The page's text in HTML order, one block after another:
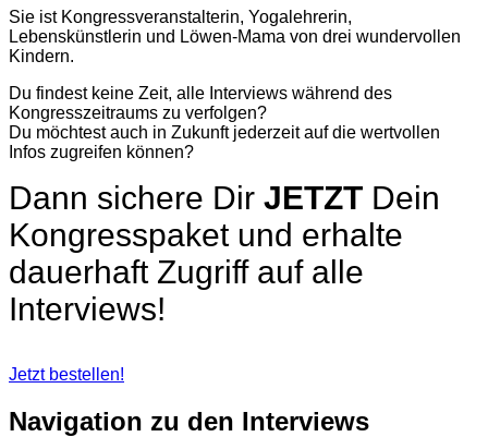
Sie ist Kongressveranstalterin, Yogalehrerin,
Lebenskünstlerin und Löwen-Mama von drei wundervollen
Kindern.
Du findest keine Zeit, alle Interviews während des
Kongresszeitraums zu verfolgen?
Du möchtest auch in Zukunft jederzeit auf die wertvollen
Infos zugreifen können?
Dann sichere Dir JETZT Dein
Kongresspaket und erhalte
dauerhaft Zugriff auf alle
Interviews!
Jetzt bestellen!
Navigation zu den Interviews